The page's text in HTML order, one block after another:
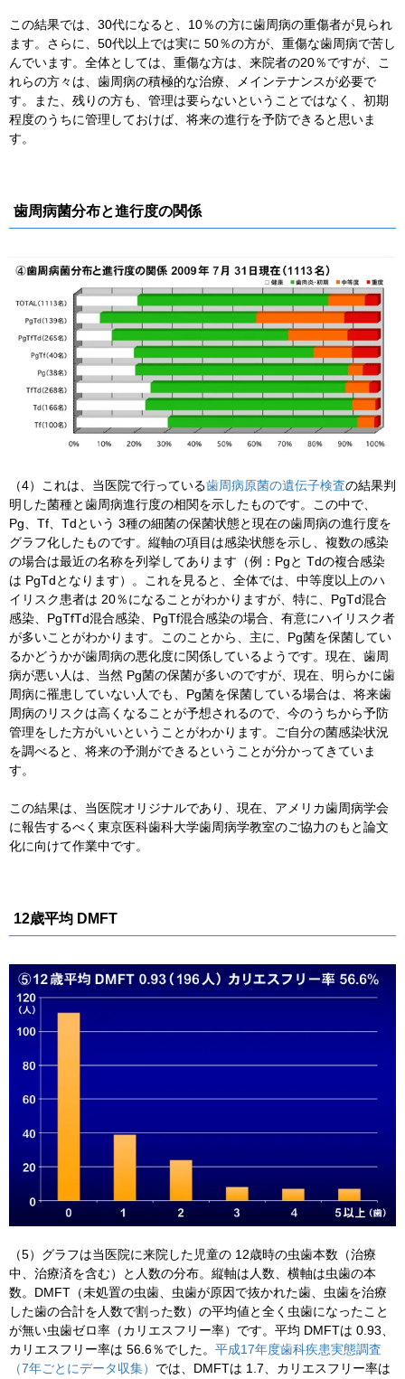
この結果では、30代になると、10％の方に歯周病の重傷者が見られ
ます。さらに、50代以上では実に 50％の方が、重傷な歯周病で苦し
んでいます。全体としては、重傷な方は、来院者の20％ですが、こ
れらの方々は、歯周病の積極的な治療、メインテナンスが必要で
す。また、残りの方も、管理は要らないということではなく、初期
程度のうちに管理しておけば、将来の進行を予防できると思いま
す。
歯周病菌分布と進行度の関係
（4）これは、当医院で行っている歯周病原菌の遺伝子検査の結果判
明した菌種と歯周病進行度の相関を示したものです。この中で、
Pg、Tf、Tdという 3種の細菌の保菌状態と現在の歯周病の進行度を
グラフ化したものです。縦軸の項目は感染状態を示し、複数の感染
の場合は最近の名称を列挙してあります（例：Pgと Tdの複合感染
は PgTdとなります）。これを見ると、全体では、中等度以上のハ
イリスク患者は 20％になることがわかりますが、特に、PgTd混合
感染、PgTfTd混合感染、PgTf混合感染の場合、有意にハイリスク者
が多いことがわかります。このことから、主に、Pg菌を保菌してい
るかどうかが歯周病の悪化度に関係しているようです。現在、歯周
病が悪い人は、当然 Pg菌の保菌が多いのですが、現在、明らかに歯
周病に罹患していない人でも、Pg菌を保菌している場合は、将来歯
周病のリスクは高くなることが予想されるので、今のうちから予防
管理をした方がいいということがわかります。ご自分の菌感染状況
を調べると、将来の予測ができるということが分かってきていま
す。
この結果は、当医院オリジナルであり、現在、アメリカ歯周病学会
に報告するべく東京医科歯科大学歯周病学教室のご協力のもと論文
化に向けて作業中です。
12歳平均 DMFT
（5）グラフは当医院に来院した児童の 12歳時の虫歯本数（治療
中、治療済を含む）と人数の分布。縦軸は人数、横軸は虫歯の本
数。DMFT（未処置の虫歯、虫歯が原因で抜かれた歯、虫歯を治療
した歯の合計を人数で割った数）の平均値と全く虫歯になったこと
が無い虫歯ゼロ率（カリエスフリー率）です。平均 DMFTは 0.93、
カリエスフリー率は 56.6％でした。 平成17年度歯科疾患実態調査
（7年ごとにデータ収集） では、DMFTは 1.7、カリエスフリー率は